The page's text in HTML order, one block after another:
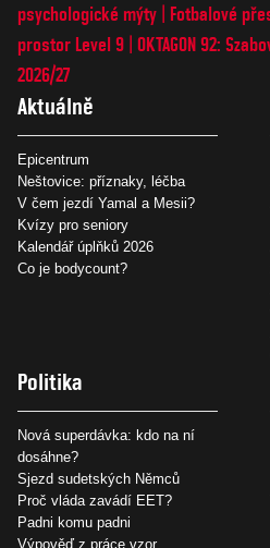
psychologické mýty
Fotbalové
prostor Level 9 OKTAGON 92:
2026/27
Aktuálně
Epicentrum
Neštovice: příznaky, léčba
V čem jezdí Yamal a Mesii?
Kvízy pro seniory
Kalendář úplňků 2026
Co je bodycount?
Politika
Nová superdávka: kdo na ní
dosáhne?
Sjezd sudetských Němců
Proč vláda zavádí EET?
Padni komu padni
Výpověď z práce vzor